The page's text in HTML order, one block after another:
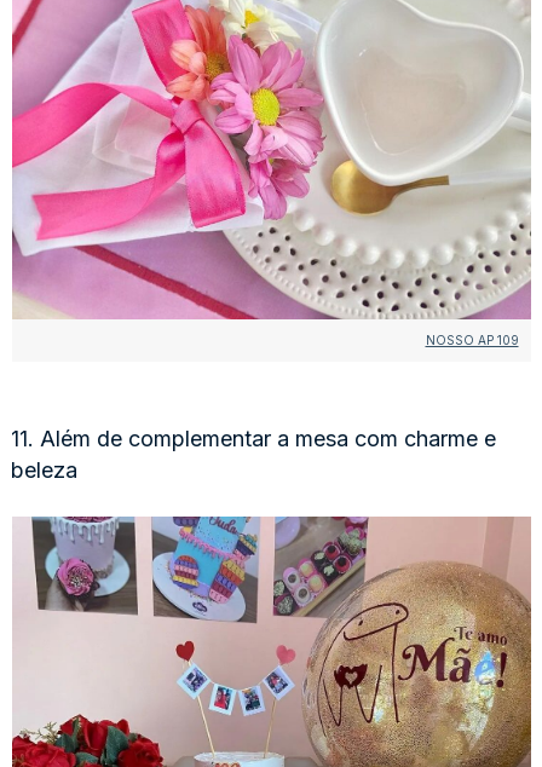
NOSSO AP 109
11. Além de complementar a mesa com charme e
beleza